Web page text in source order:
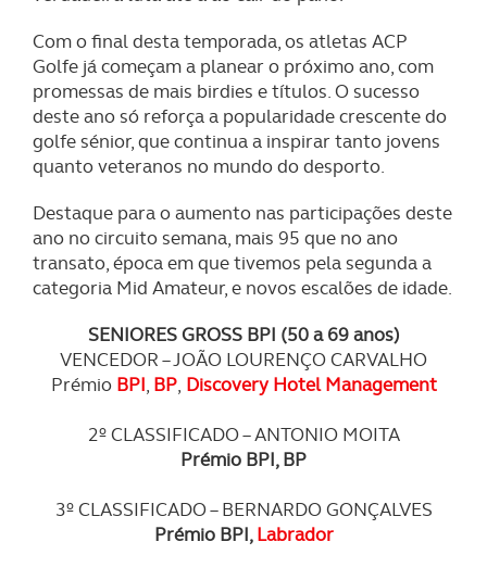
Com o final desta temporada, os atletas ACP
Golfe já começam a planear o próximo ano, com
promessas de mais birdies e títulos. O sucesso
deste ano só reforça a popularidade crescente do
golfe sénior, que continua a inspirar tanto jovens
quanto veteranos no mundo do desporto.
Destaque para o aumento nas participações deste
ano no circuito semana, mais 95 que no ano
transato, época em que tivemos pela segunda a
categoria Mid Amateur, e novos escalões de idade.
SENIORES GROSS BPI (50 a 69 anos)
VENCEDOR–JOÃO LOURENÇO CARVALHO
Prémio BPI, BP, Discovery Hotel Management
2º CLASSIFICADO–ANTONIO MOITA
Prémio BPI, BP
3º CLASSIFICADO–BERNARDO GONÇALVES
Prémio BPI,Labrador